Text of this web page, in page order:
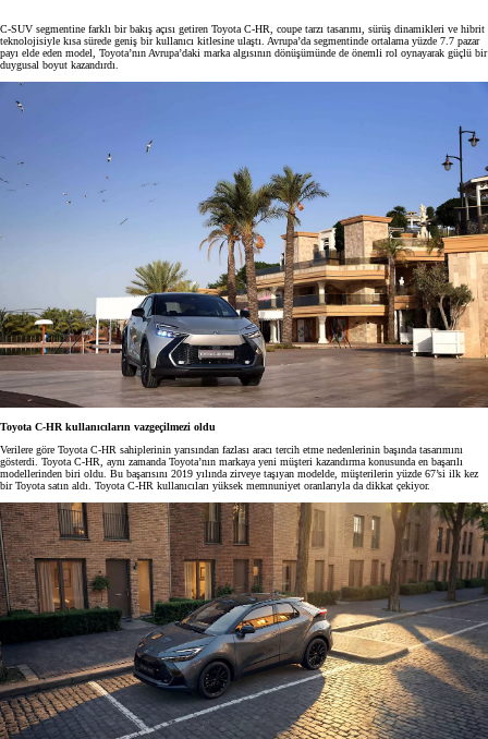
C-SUV segmentine farklı bir bakış açısı getiren Toyota C-HR, coupe tarzı tasarımı, sürüş dinamikleri ve hibrit
teknolojisiyle kısa sürede geniş bir kullanıcı kitlesine ulaştı. Avrupa’da segmentinde ortalama yüzde 7.7 pazar
payı elde eden model, Toyota’nın Avrupa’daki marka algısının dönüşümünde de önemli rol oynayarak güçlü bir
duygusal boyut kazandırdı.
Toyota C-HR kullanıcıların vazgeçilmezi oldu
Verilere göre Toyota C-HR sahiplerinin yarısından fazlası aracı tercih etme nedenlerinin başında tasarımını
gösterdi. Toyota C-HR, aynı zamanda Toyota’nın markaya yeni müşteri kazandırma konusunda en başarılı
modellerinden biri oldu. Bu başarısını 2019 yılında zirveye taşıyan modelde, müşterilerin yüzde 67’si ilk kez
bir Toyota satın aldı. Toyota C-HR kullanıcıları yüksek memnuniyet oranlarıyla da dikkat çekiyor.